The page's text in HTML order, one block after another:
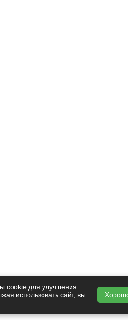
cookie для улучшения
использовать сайт, вы